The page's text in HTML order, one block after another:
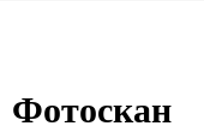
Фотоскан